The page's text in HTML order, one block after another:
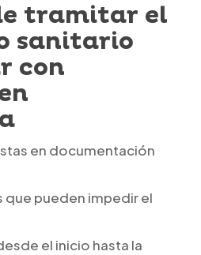
tramitar el
sanitario
con
en documentación
que pueden impedir el
el inicio hasta la